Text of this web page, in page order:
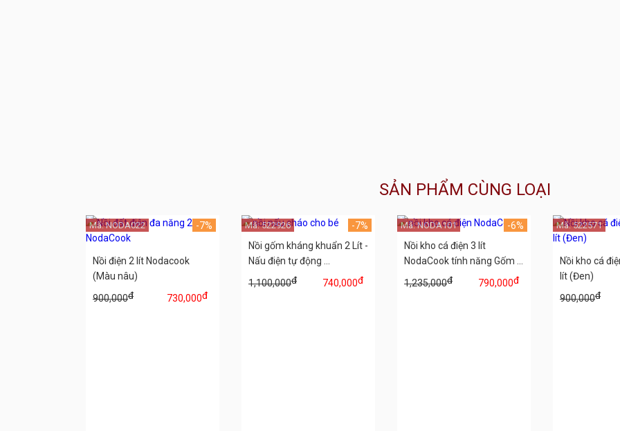
SẢN PHẨM CÙNG LOẠI
Nồi điện 2 lít Nodacook
(Màu nâu)
900,000đ 730,000đ
-7%
Mã: NODA022
Nồi gốm kháng khuẩn 2 Lít -
Nấu điện tự động ...
1,100,000đ 740,000đ
-7%
Mã: 522926
Nồi kho cá điện 3 lít
NodaCook tính năng Gốm ...
1,235,000đ 790,000đ
-6%
Mã: NODA101
Nồi kho cá
lít (Đen)
900,000đ
Mã: 522571